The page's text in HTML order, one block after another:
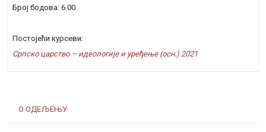
О ОДЕЉЕЊУ
Број бодова: 6.00
Постојећи курсеви:
Српско царство – идеологије и уређење (осн.) 2021